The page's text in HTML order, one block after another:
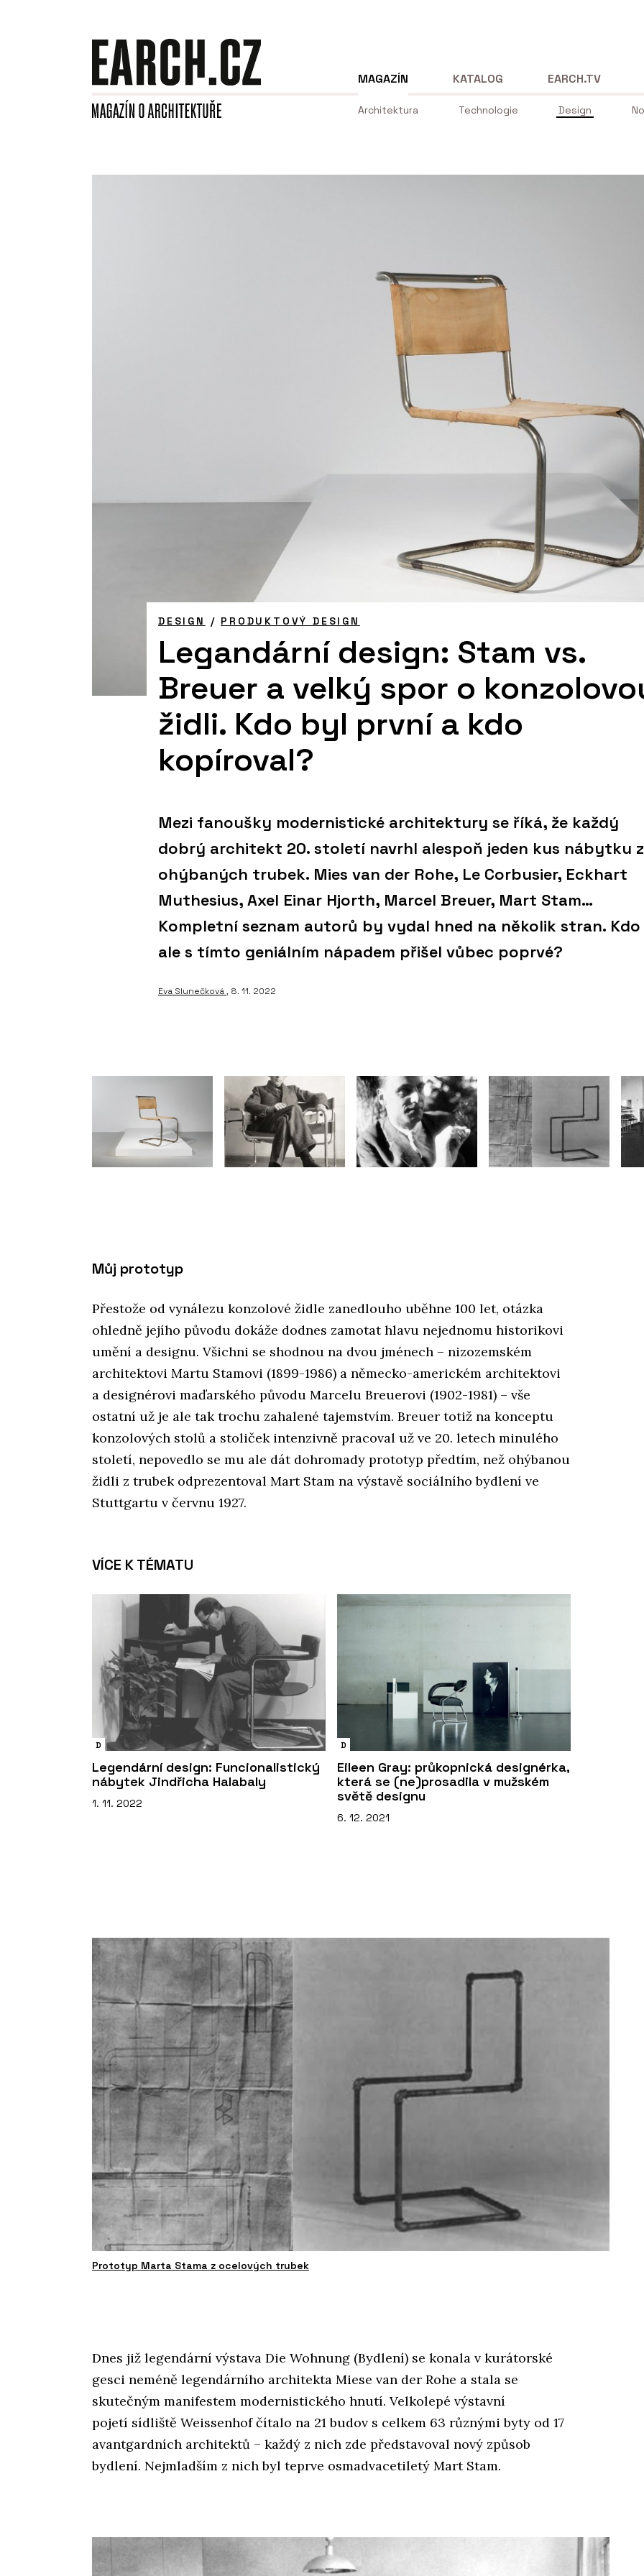
MAGAZÍN
Architektura Technologie Design
KATALOG EARCH.TV
DESIGN / PRODUKTOVÝ DESIGN
Legandární design: Stam vs.
Breuer a velký spor o
židli. Kdo byl první a kdo
kopíroval?
Mezi fanoušky modernistické architektury se říká, že každý
dobrý architekt 20. století navrhl alespoň jeden kus nábytku z
ohýbaných trubek. Mies van der Rohe, Le Corbusier, Eckhart
Muthesius, Axel Einar Hjorth, Marcel Breuer, Mart Stam…
Kompletní seznam autorů by vydal hned na několik stran. Kdo
ale s tímto geniálním nápadem přišel vůbec poprvé?
Eva Slunečková, 8. 11. 2022
Můj prototyp
Přestože od vynálezu konzolové židle zanedlouho uběhne 100 let, otázka
ohledně jejího původu dokáže dodnes zamotat hlavu nejednomu historikovi
umění a designu. Všichni se shodnou na dvou jménech – nizozemském
architektovi Martu Stamovi (1899-1986) a německo-americkém architektovi
a designérovi maďarského původu Marcelu Breuerovi (1902-1981) – vše
ostatní už je ale tak trochu zahalené tajemstvím. Breuer totiž na konceptu
konzolových stolů a stoliček intenzivně pracoval už ve 20. letech minulého
století, nepovedlo se mu ale dát dohromady prototyp předtím, než ohýbanou
židli z trubek odprezentoval Mart Stam na výstavě sociálního bydlení ve
Stuttgartu v červnu 1927.
VÍCE K TÉMATU
D
Legendární design: Funcionalistický
nábytek Jindřicha Halabaly
1. 11. 2022
D
Eileen Gray: průkopnická designérka,
která se (ne)prosadila v mužském
světě designu
6. 12. 2021
Prototyp Marta Stama z ocelových trubek
Dnes již legendární výstava Die Wohnung (Bydlení) se konala v kurátorské
gesci neméně legendárního architekta Miese van der Rohe a stala se
skutečným manifestem modernistického hnutí. Velkolepé výstavní
pojetí sídliště Weissenhof čítalo na 21 budov s celkem 63 různými byty od 17
avantgardních architektů – každý z nich zde představoval nový způsob
bydlení. Nejmladším z nich byl teprve osmadvacetiletý Mart Stam.